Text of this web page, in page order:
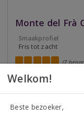
Monte del Frà
Smaakprofiel
Fris tot zacht
(7
Geurige witte wijn uit
en perzik. De volle,
paddenstoelen of
Welkom!
Beste bezoeker,